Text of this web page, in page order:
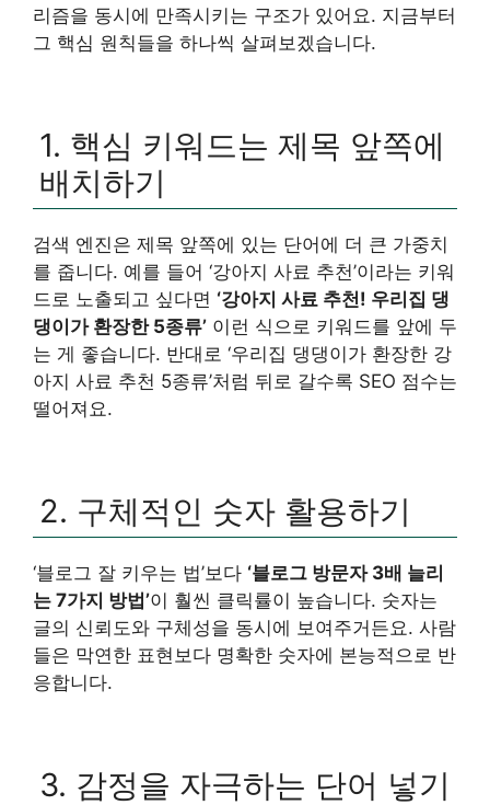
리즘을 동시에 만족시키는 구조가 있어요. 지금부터
그 핵심 원칙들을 하나씩 살펴보겠습니다.
1. 핵심 키워드는 제목 앞쪽에
배치하기
검색 엔진은 제목 앞쪽에 있는 단어에 더 큰 가중치
를 줍니다. 예를 들어 ‘강아지 사료 추천’이라는 키워
드로 노출되고 싶다면 ‘강아지 사료 추천! 우리집 댕
댕이가 환장한 5종류’ 이런 식으로 키워드를 앞에 두
는 게 좋습니다. 반대로 ‘우리집 댕댕이가 환장한 강
아지 사료 추천 5종류’처럼 뒤로 갈수록 SEO 점수는
떨어져요.
2. 구체적인 숫자 활용하기
‘블로그 잘 키우는 법’보다 ‘블로그 방문자 3배 늘리
는 7가지 방법’이 훨씬 클릭률이 높습니다. 숫자는
글의 신뢰도와 구체성을 동시에 보여주거든요. 사람
들은 막연한 표현보다 명확한 숫자에 본능적으로 반
응합니다.
3. 감정을 자극하는 단어 넣기